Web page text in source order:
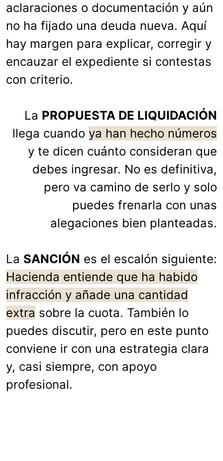
aclaraciones o documentación y aún
no ha fijado una deuda nueva. Aquí
hay margen para explicar, corregir y
encauzar el expediente si contestas
con criterio.
La PROPUESTA DE LIQUIDACIÓN
llega cuando ya han hecho números
y te dicen cuánto consideran que
debes ingresar. No es definitiva,
pero va camino de serlo y solo
puedes frenarla con unas
alegaciones bien planteadas.
La SANCIÓN es el escalón siguiente:
Hacienda entiende que ha habido
infracción y añade una cantidad
extra sobre la cuota. También lo
puedes discutir, pero en este punto
conviene ir con una estrategia clara
y, casi siempre, con apoyo
profesional.